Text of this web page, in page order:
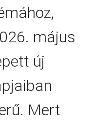
május
új
Mert